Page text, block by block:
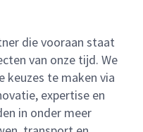
die vooraan staat
van onze tijd. We
keuzes te maken via
expertise en
in onder meer